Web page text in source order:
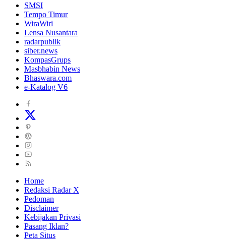
SMSI
Tempo Timur
WiraWiri
Lensa Nusantara
radarpublik
siber.news
KompasGrups
Masbhabin News
Bhaswara.com
e-Katalog V6
Home
Redaksi Radar X
Pedoman
Disclaimer
Kebijakan Privasi
Pasang Iklan?
Peta Situs